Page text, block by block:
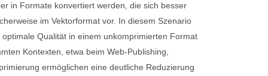
in Formate konvertiert werden, die sich besser
im Vektorformat vor. In diesem Szenario
Qualität in einem unkomprimierten Format
Kontexten, etwa beim Web-Publishing,
ermöglichen eine deutliche Reduzierung